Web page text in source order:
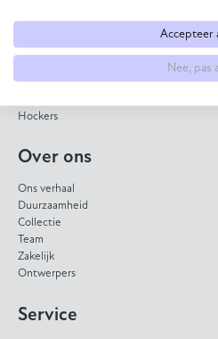
Salontafels
Banken
Hockers
Over ons
Ons verhaal
Duurzaamheid
Collectie
Team
Zakelijk
Ontwerpers
Service
Accepteer
Nee, pas